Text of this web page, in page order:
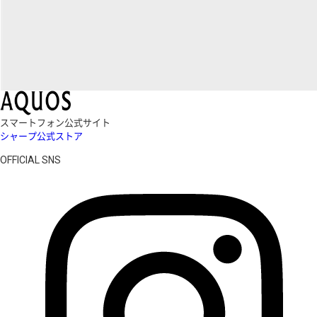
スマートフォン公式サイト
シャープ公式ストア
OFFICIAL SNS